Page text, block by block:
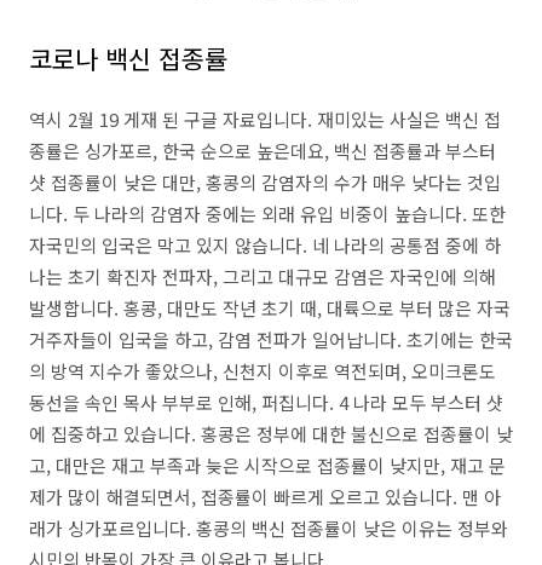
코로나 백신 접종률
역시 2월 19 게재 된 구글 자료입니다. 재미있는 사실은 백신 접
종률은 싱가포르, 한국 순으로 높은데요, 백신 접종률과 부스터
샷 접종률이 낮은 대만, 홍콩의 감염자의 수가 매우 낮다는 것입
니다. 두 나라의 감염자 중에는 외래 유입 비중이 높습니다. 또한
자국민의 입국은 막고 있지 않습니다. 네 나라의 공통점 중에 하
나는 초기 확진자 전파자, 그리고 대규모 감염은 자국인에 의해
발생합니다. 홍콩, 대만도 작년 초기 때, 대륙으로 부터 많은 자국
거주자들이 입국을 하고, 감염 전파가 일어납니다. 초기에는 한국
의 방역 지수가 좋았으나, 신천지 이후로 역전되며, 오미크론도
동선을 속인 목사 부부로 인해, 퍼집니다. 4 나라 모두 부스터 샷
에 집중하고 있습니다. 홍콩은 정부에 대한 불신으로 접종률이 낮
고, 대만은 재고 부족과 늦은 시작으로 접종률이 낮지만, 재고 문
제가 많이 해결되면서, 접종률이 빠르게 오르고 있습니다. 맨 아
래가 싱가포르입니다. 홍콩의 백신 접종률이 낮은 이유는 정부와
시민의 반목이 가장 큰 이유라고 봅니다.